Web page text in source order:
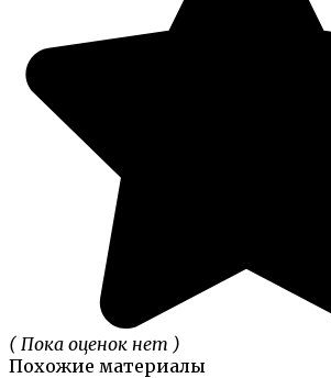
( Пока оценок нет )
Похожие материалы